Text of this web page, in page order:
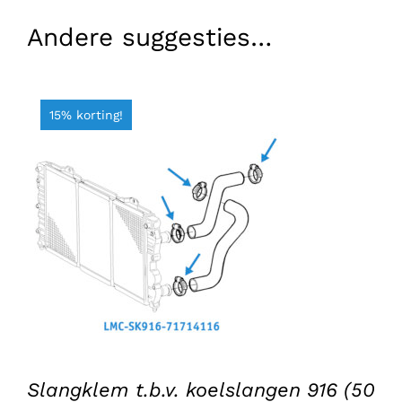
Andere suggesties…
15% korting!
TOEVOEGEN AAN WINKELWAGEN
/
DETAILS
Slangklem t.b.v. koelslangen 916 (50